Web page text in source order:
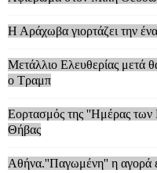
Η Αράχωβα γιορτάζει την
Μετάλλιο Ελευθερίας μετά
ο Τραμπ
Εορτασμός της ''Ημέρας
Θήβας
Αθήνα.''Παγωμένη'' η αγορά